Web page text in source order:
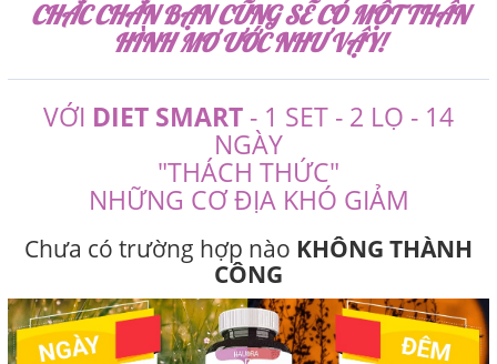
CHẮC CHẮN BẠN CŨNG SẼ CÓ MỘT THÂN
HÌNH MƠ ƯỚC NHƯ VẬY!
VỚI DIET SMART - 1 SET - 2 LỌ - 14
NGÀY
"THÁCH THỨC"
NHỮNG CƠ ĐỊA KHÓ GIẢM
Chưa có trường hợp nào KHÔNG THÀNH
CÔNG